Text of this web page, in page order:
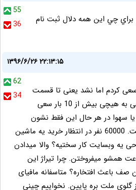
55
36
چي اين همه دلال ثبت نام
۱۳۹۶/۶/۲۶ ۲۲:۱۳:۱۵
62
34
بحال سعی کردم اما نشد یعنی تا قسمت
پرداخت میره اما بعد هیچی به هیچی بیش از 10 بار سعی
یا سهوا در هر حال این فقط نشون
دهنده بیکفایته سایپا هست. 60000 نفر در انتظار خرید یه ماشین
یه وبسایت کار سختیه؟ والا میدادن
همشو میفروختن. چرا تیراژ این
صف باعث افتخاره؟ متاسفانه مافیای
ملت بره پایین. نخواییم چینی